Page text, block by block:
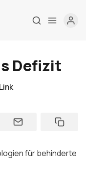
Defizit
fürbehinderte